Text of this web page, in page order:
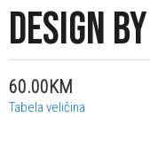
DESIGN
60.00KM
Tabela veličina